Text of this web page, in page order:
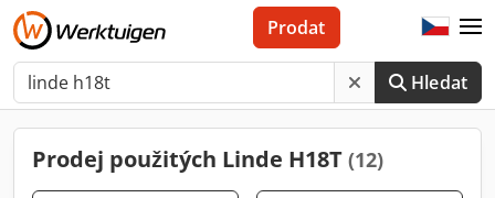
Hledat
Prodat
Prodej použitých Linde H18T (12)